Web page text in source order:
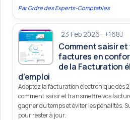
ParOrdre des Experts-Comptables
23 Feb 2026 · +168J
Comment saisir
factures en
de la Facturation
d’emploi
Adoptez la facturation électronique dès
comment saisir et transmettre vos
gagner du temps et éviter les pénalités.
pour rester à jour.